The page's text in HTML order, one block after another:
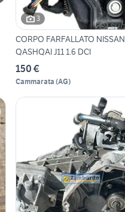
3
CORPO FARFALLATO NISSAN
QASHQAI J11 1.6 DCI
150 €
Cammarata (AG)